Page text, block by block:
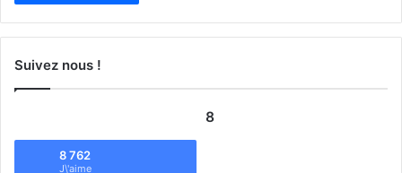
Suivez nous !
8
8 762
J\'aime